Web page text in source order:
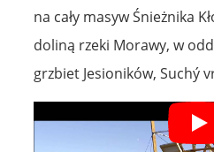
na cały masyw Śnieżnika
doliną rzeki Morawy, w
grzbiet Jesioników, Suchý